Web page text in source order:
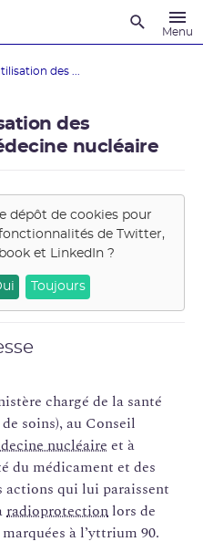
Menu
des ...
des
nucléaire
dépôt de cookies pour
de Twitter,
et LinkedIn ?
Toujours
chargé de la santé
soins), au Conseil
nucléaire et à
du médicament et des
actions qui lui paraissent
radioprotection lors de
à l’yttrium 90.